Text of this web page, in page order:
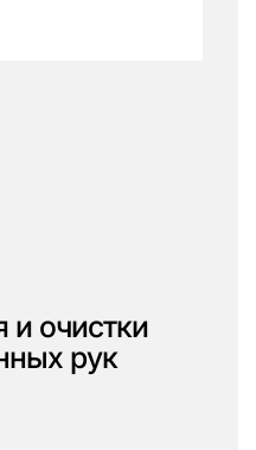
и очистки
рук